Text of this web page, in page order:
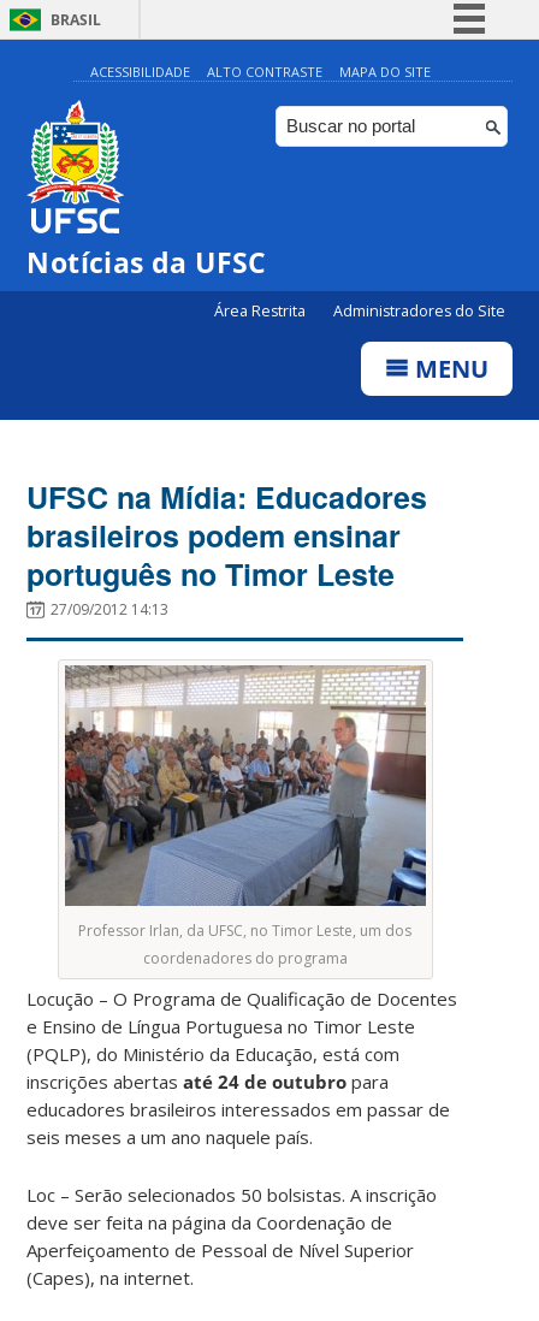
BRASIL
Simplifique!
Comunica BR
Participe
ACESSIBILIDADE ALTO CONTRASTE MAPA DO SITE
Notícias da UFSC
Área Restrita Administradores do Site
MENU
UFSC na Mídia: Educadores
brasileiros podem ensinar
português no Timor Leste
27/09/2012 14:13
Professor Irlan, da UFSC, no Timor Leste, um dos
coordenadores do programa
Locução – O Programa de Qualificação de Docentes
e Ensino de Língua Portuguesa no Timor Leste
(PQLP), do Ministério da Educação, está com
inscrições abertasaté 24 de outubro para
educadores brasileiros interessados em passar de
seis meses a um ano naquele país.
Loc – Serão selecionados 50 bolsistas. A inscrição
deve ser feita na página da Coordenação de
Aperfeiçoamento de Pessoal de Nível Superior
(Capes), na internet.